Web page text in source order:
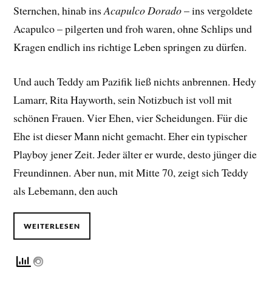
Sternchen, hinab insAcapulco Dorado– ins vergoldete
Acapulco – pilgerten und froh waren, ohne Schlips und
Kragen endlich ins richtige Leben springen zu dürfen.
Und auch Teddy am Pazifik ließ nichts anbrennen. Hedy
Lamarr, Rita Hayworth, sein Notizbuch ist voll mit
schönen Frauen. Vier Ehen, vier Scheidungen. Für die
Ehe ist dieser Mann nicht gemacht. Eher ein typischer
Playboy jener Zeit. Jeder älter er wurde, desto jünger die
Freundinnen. Aber nun, mit Mitte 70, zeigt sich Teddy
als Lebemann, den auch
WEITERLESEN